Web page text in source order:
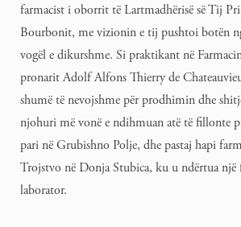
farmacist i oborrit të Lartmadhërisë së Tij
Bourbonit, me vizionin e tij pushtoi botën
vogël e dikurshme. Si praktikant në
pronarit Adolf Alfons Thierry de
shumë të nevojshme për prodhimin dhe
njohuri më vonë e ndihmuan atë të fillonte
pari në Grubishno Polje, dhe pastaj hapi
Trojstvo në Donja Stubica, ku u ndërtua një
laborator.